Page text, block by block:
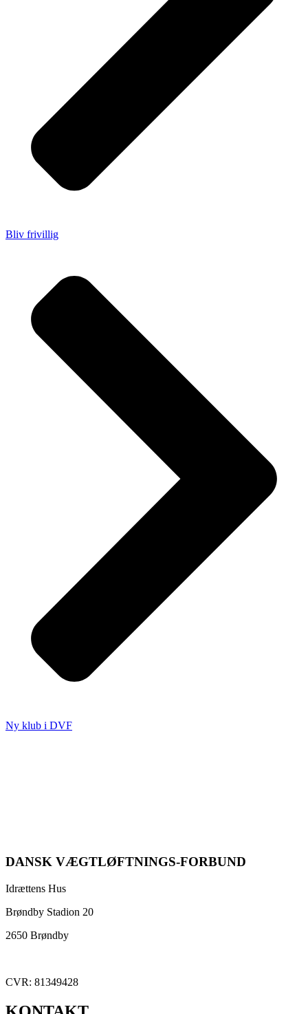
Bliv frivillig
Ny klub i DVF
DANSK VÆGTLØFTNINGS-FORBUND
Idrættens Hus
Brøndby Stadion 20
2650 Brøndby
CVR: 81349428